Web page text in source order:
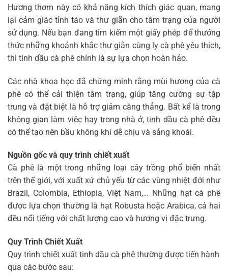
Hương thơm này có khả năng kích thích giác quan, mang
lại cảm giác tỉnh táo và thư giãn cho tâm trạng của người
sử dụng. Nếu bạn đang tìm kiếm một giấy phép để thưởng
thức những khoảnh khắc thư giãn cùng ly cà phê yêu thích,
thì tinh dầu cà phê chính là sự lựa chọn hoàn hảo.
Các nhà khoa học đã chứng minh rằng mùi hương của cà
phê có thể cải thiện tâm trạng, giúp tăng cường sự tập
trung và đặt biệt là hỗ trợ giảm căng thẳng. Bất kể là trong
không gian làm việc hay trong nhà ở, tinh dầu cà phê đều
có thể tạo nên bầu không khí dễ chịu và sảng khoái.
Nguồn gốc và quy trình chiết xuất
Cà phê là một trong những loại cây trồng phổ biến nhất
trên thế giới, với xuất xứ chủ yếu từ các vùng nhiệt đới như
Brazil, Colombia, Ethiopia, Việt Nam,… Những hạt cà phê
được lựa chọn thường là hạt Robusta hoặc Arabica, cả hai
đều nổi tiếng với chất lượng cao và hương vị đặc trưng.
Quy Trình Chiết Xuất
Quy trình chiết xuất tinh dầu cà phê thường được tiến hành
qua các bước sau: